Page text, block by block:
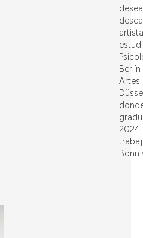
artista
Artes
Bonn